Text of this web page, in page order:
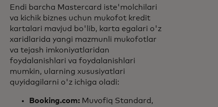
Endi barcha Mastercard iste'molchilari
va kichik biznes uchun mukofot kredit
kartalari mavjud bo'lib, karta egalari o'z
xaridlarida yangi mazmunli mukofotlar
va tejash imkoniyatlaridan
foydalanishlari va foydalanishlari
mumkin, ularning xususiyatlari
quyidagilarni o'z ichiga oladi:
Booking.com: Muvofiq Standard,